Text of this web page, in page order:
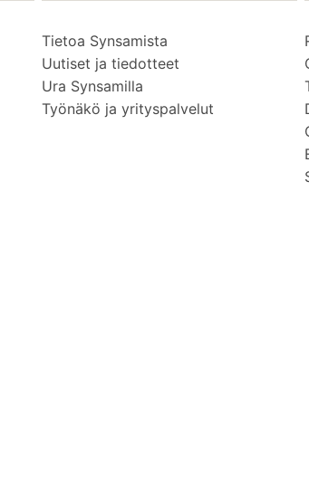
Tietoa Synsamista
Uutiset ja tiedotteet
Ura Synsamilla
Työnäkö ja yrityspalvelut